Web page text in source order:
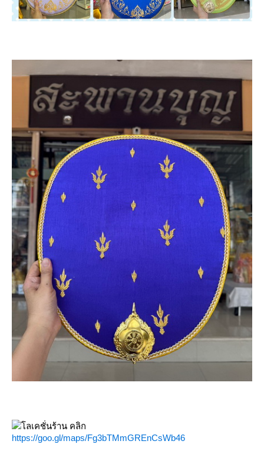
ลเคชั่นร้าน คลิก
https://goo.gl/maps/Fg3bTMmGREnCsWb46